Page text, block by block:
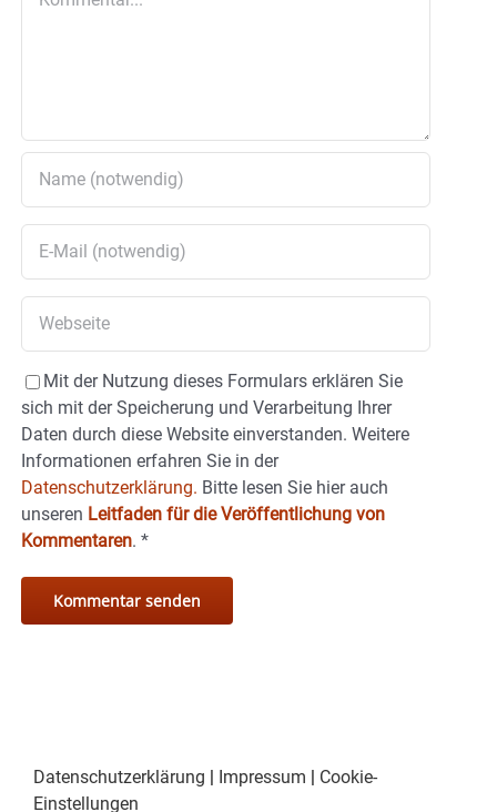
Mit der Nutzung dieses Formulars erklären Sie
sich mit der Speicherung und Verarbeitung Ihrer
Daten durch diese Website einverstanden. Weitere
Informationen erfahren Sie in der
Datenschutzerklärung. Bitte lesen Sie hier auch
unseren Leitfaden für die Veröffentlichung von
Kommentaren. *
Datenschutzerklärung | Impressum | Cookie-
Einstellungen